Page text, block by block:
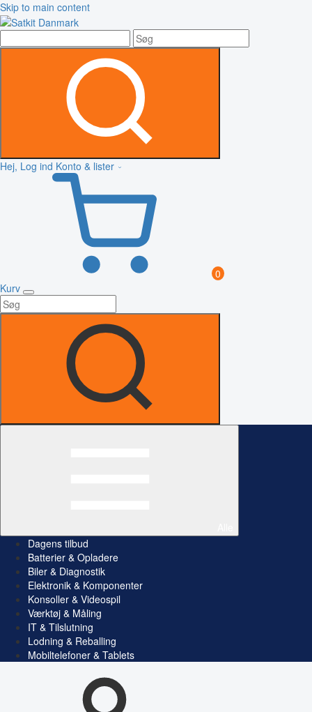
Skip to main content
Hej, Log ind Konto & lister
0
Kurv
Dagens tilbud
Batterier & Opladere
Biler & Diagnostik
Elektronik & Komponenter
Konsoller & Videospil
Værktøj & Måling
IT & Tilslutning
Lodning & Reballing
Mobiltelefoner & Tablets